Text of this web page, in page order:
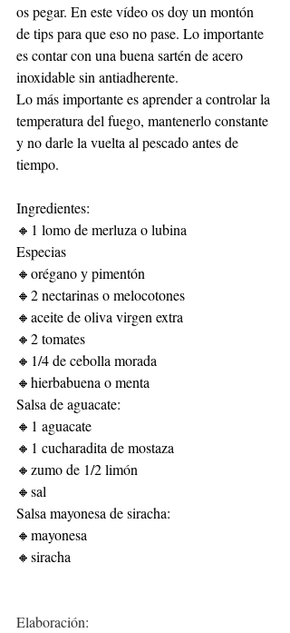
os pegar. En este vídeo os doy un montón
de tips para que eso no pase. Lo importante
es contar con una buena sartén de acero
inoxidable sin antiadherente.
Lo más importante es aprender a controlar la
temperatura del fuego, mantenerlo constante
y no darle la vuelta al pescado antes de
tiempo.
Ingredientes:
🔸1 lomo de merluza o lubina
Especias
🔸orégano y pimentón
🔸2 nectarinas o melocotones
🔸aceite de oliva virgen extra
🔸2 tomates
🔸1/4 de cebolla morada
🔸hierbabuena o menta
Salsa de aguacate:
🔸1 aguacate
🔸1 cucharadita de mostaza
🔸zumo de 1/2 limón
🔸sal
Salsa mayonesa de siracha:
🔸mayonesa
🔸siracha
Elaboración: